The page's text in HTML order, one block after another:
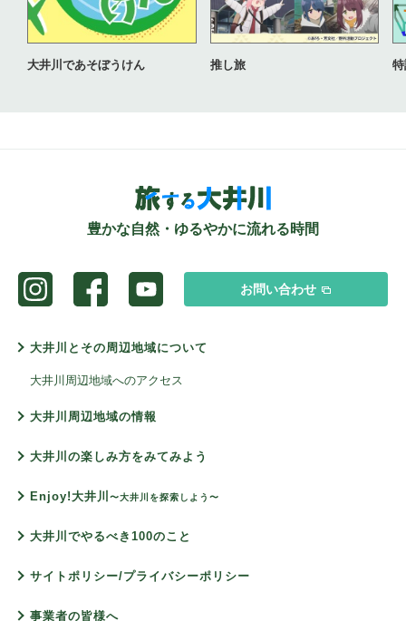
大井川であそぼうけん 推し旅
豊かな自然・ゆるやかに流れる時間
お問い合わせ
大井川とその周辺地域について
大井川周辺地域へのアクセス
大井川周辺地域の情報
大井川の楽しみ方をみてみよう
Enjoy!大井川 〜大井川を探索しよう〜
大井川でやるべき100のこと
サイトポリシー/プライバシーポリシー
事業者の皆様へ